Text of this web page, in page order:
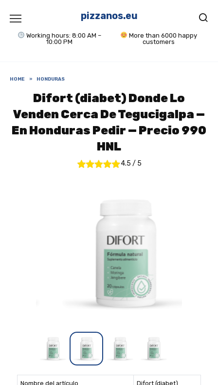
content
pizzanos.eu
Working hours: 8:00 AM –
10:00 PM
More than 6000 happy
customers
HOME » HONDURAS
Difort (diabet) Donde Lo
Venden Cerca De Tegucigalpa —
En Honduras Pedir — Precio 990
HNL
4.5 / 5
Nombre del artículo Difort (diabet)